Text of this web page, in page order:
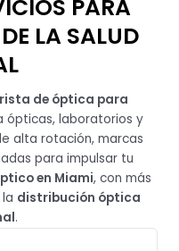
PARA
LA SALUD
de óptica para
ópticas, laboratorios y
alta rotación, marcas
para impulsar tu
en Miami, con más
distribución óptica
.